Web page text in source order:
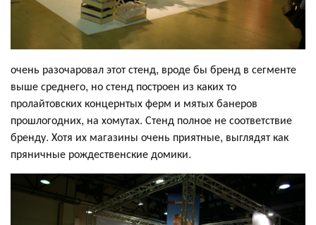
очень разочаровал этот стенд, вроде бы бренд в сегменте
выше среднего, но стенд построен из каких то
пролайтовских концернтых ферм и мятых банеров
прошлогодних, на хомутах. Стенд полное не соответствие
бренду. Хотя их магазины очень приятные, выглядят как
пряничные рождественские домики.